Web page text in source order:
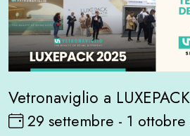
Vetronaviglio a
29 settembre - 1